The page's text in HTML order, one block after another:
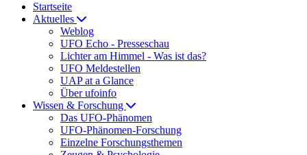
Startseite
Aktuelles
Weblog
UFO Echo - Presseschau
Lichter am Himmel - Was ist das?
UFO Meldestellen
UAP at a Glance
Über ufoinfo
Wissen & Forschung
Das UFO-Phänomen
UFO-Phänomen-Forschung
Einzelne Forschungsthemen